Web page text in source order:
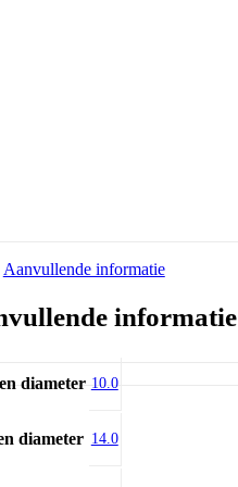
Aanvullende informatie
informatie
diameter 10.0
diameter 14.0